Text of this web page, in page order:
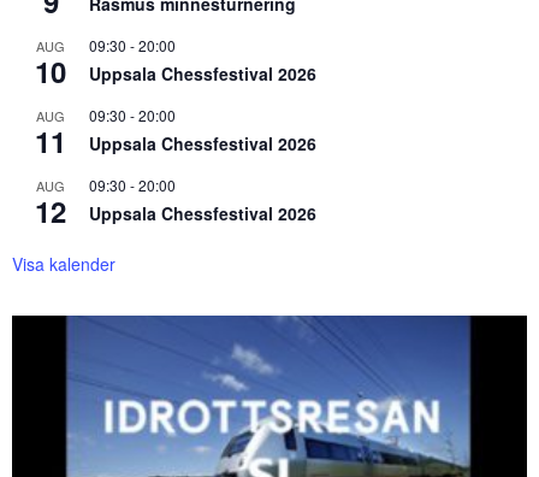
AUG
10
09:30 -20:00
Uppsala Chessfestival 2026
AUG
11
09:30 -20:00
Uppsala Chessfestival 2026
AUG
12
09:30 -20:00
Uppsala Chessfestival 2026
Visa kalender